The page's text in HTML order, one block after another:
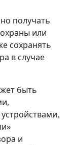
получать
или
сохранять
в случае
быть
и